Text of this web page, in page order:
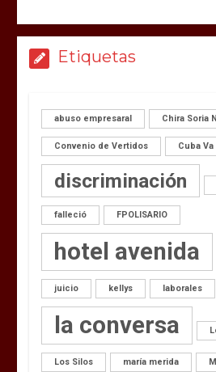
Etiquetas
abuso empresaral Chira Soria
Convenio de Vertidos Cuba Va
discriminación
falleció FPOLISARIO
hotel avenida
juicio kellys laborales
la conversa
Los Silos maría merida